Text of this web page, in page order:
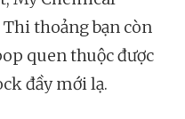
thoảng bạn còn
quen thuộc được
đầy mới lạ.